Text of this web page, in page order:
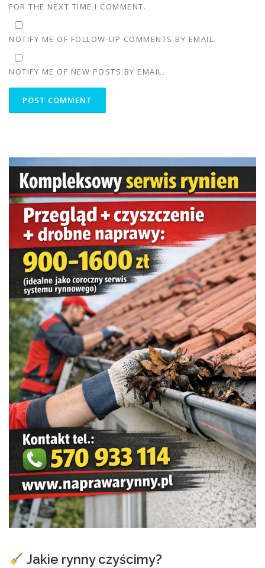
FOR THE NEXT TIME I COMMENT.
NOTIFY ME OF FOLLOW-UP COMMENTS BY EMAIL.
NOTIFY ME OF NEW POSTS BY EMAIL.
Jakie rynny czyścimy?